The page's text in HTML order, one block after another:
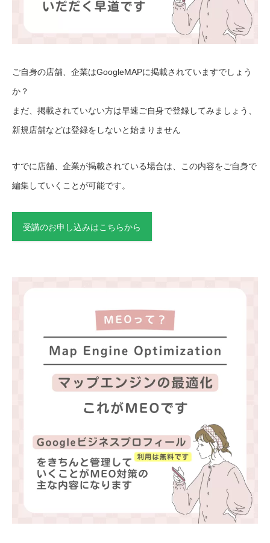
ご自身の店舗、企業はGoogleMAPに掲載されていますでしょう
か？
まだ、掲載されていない方は早速ご自身で登録してみましょう、
新規店舗などは登録をしないと始まりません
すでに店舗、企業が掲載されている場合は、この内容をご自身で
編集していくことが可能です。
受講のお申し込みはこちらから